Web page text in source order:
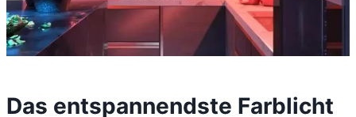
Das entspannendste Farblicht